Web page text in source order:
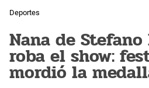
Deportes
Nana de Stefano
roba el show:
mordió la